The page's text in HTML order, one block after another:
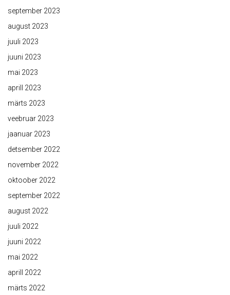
september 2023
august 2023
juuli 2023
juuni 2023
mai 2023
aprill 2023
märts 2023
veebruar 2023
jaanuar 2023
detsember 2022
november 2022
oktoober 2022
september 2022
august 2022
juuli 2022
juuni 2022
mai 2022
aprill 2022
märts 2022